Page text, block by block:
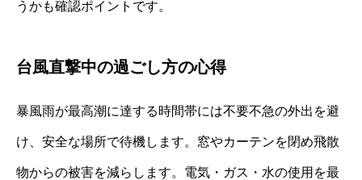
うかも確認ポイントです。
台風直撃中の過ごし方の心得
暴風雨が最高潮に達する時間帯には不要不急の外出を避
け、安全な場所で待機します。窓やカーテンを閉め飛散
物からの被害を減らします。電気・ガス・水の使用を最